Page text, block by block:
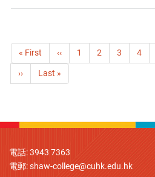
Pagination
First
page
« First
Previous
page
‹‹ Page
1 Page
2 Page
3 Page
4
下
一
››
Last
page
Last »
電話: 3943 7363
電郵:shaw-college@cuhk.edu.hk